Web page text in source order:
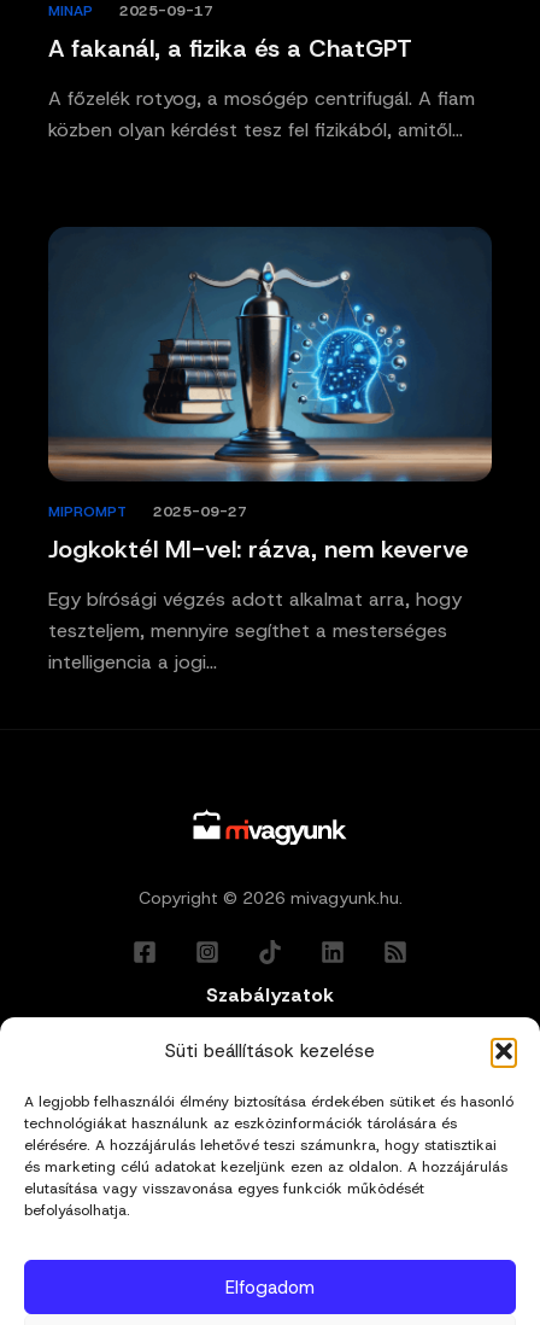
Süti beállítások kezelése
A legjobb felhasználói élmény biztosítása érdekében sütiket és hasonló
technológiákat használunk az eszközinformációk tárolására és
elérésére. A hozzájárulás lehetővé teszi számunkra, hogy statisztikai
és marketing célú adatokat kezeljünk ezen az oldalon. A hozzájárulás
elutasítása vagy visszavonása egyes funkciók működését
befolyásolhatja.
Elfogadom
A fakanál, a fizika és a ChatGPT
MINAP 2025-09-17
A főzelék rotyog, a mosógép centrifugál. A fiam
közben olyan kérdést tesz fel fizikából, amitől…
Jogkoktél MI-vel: rázva, nem keverve
MIPROMPT 2025-09-27
Egy bírósági végzés adott alkalmat arra, hogy
teszteljem, mennyire segíthet a mesterséges
intelligencia a jogi…
Copyright © 2026 mivagyunk.hu.
Szabályzatok
Általános Felhasználási Feltételek
Adatkezelési Tájékoztató
Impresszum
Kapcsolat